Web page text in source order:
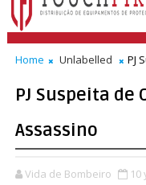
Home Unlabelled PJ
PJ Suspeita de
Assassino
Vida de Bombeiro 10